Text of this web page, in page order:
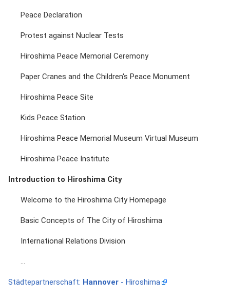
Peace Declaration
Protest against Nuclear Tests
Hiroshima Peace Memorial Ceremony
Paper Cranes and the Children's Peace Monument
Hiroshima Peace Site
Kids Peace Station
Hiroshima Peace Memorial Museum Virtual Museum
Hiroshima Peace Institute
Introduction to Hiroshima City
Welcome to the Hiroshima City Homepage
Basic Concepts of The City of Hiroshima
International Relations Division
...
Städtepartnerschaft: Hannover - Hiroshima